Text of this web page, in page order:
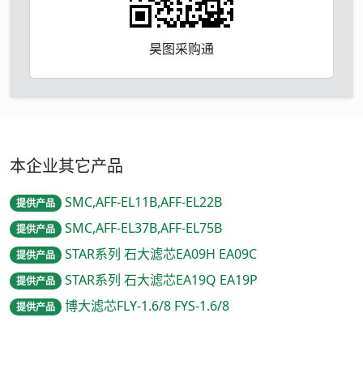
昊图采购通
本企业其它产品
提供产品 SMC,AFF-EL11B,AFF-EL22B
提供产品 SMC,AFF-EL37B,AFF-EL75B
提供产品 STAR系列 石大滤芯EA09H EA09C
提供产品 STAR系列 石大滤芯EA19Q EA19P
提供产品 博大滤芯FLY-1.6/8 FYS-1.6/8